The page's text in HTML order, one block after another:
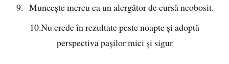
Muncește mereu ca un alergător de cursă neobosit.
10.Nu crede în rezultate peste noapte și adoptă
perspectiva pașilor mici și sigur